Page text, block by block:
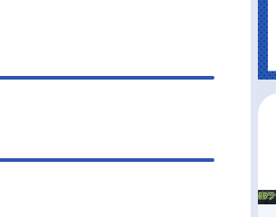
スタシア・ホーシン：植田
ト：鈴木絵理シャウラ：フ